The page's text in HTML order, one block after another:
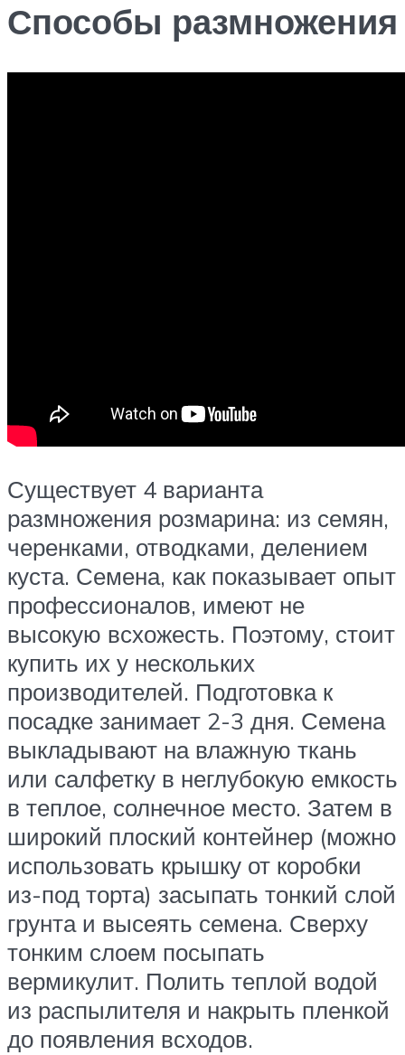
Способы размножения
Существует 4 варианта
размножения розмарина: из семян,
черенками, отводками, делением
куста. Семена, как показывает опыт
профессионалов, имеют не
высокую всхожесть. Поэтому, стоит
купить их у нескольких
производителей. Подготовка к
посадке занимает 2-3 дня. Семена
выкладывают на влажную ткань
или салфетку в неглубокую емкость
в теплое, солнечное место. Затем в
широкий плоский контейнер (можно
использовать крышку от коробки
из-под торта) засыпать тонкий слой
грунта и высеять семена. Сверху
тонким слоем посыпать
вермикулит. Полить теплой водой
из распылителя и накрыть пленкой
до появления всходов.